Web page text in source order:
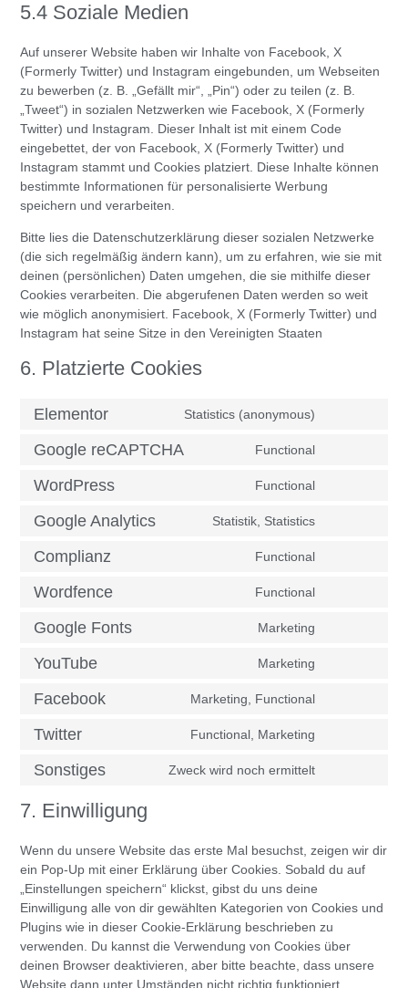
5.4 Soziale Medien
Auf unserer Website haben wir Inhalte von Facebook, X
(Formerly Twitter) und Instagram eingebunden, um Webseiten
zu bewerben (z. B. „Gefällt mir“, „Pin“) oder zu teilen (z. B.
„Tweet“) in sozialen Netzwerken wie Facebook, X (Formerly
Twitter) und Instagram. Dieser Inhalt ist mit einem Code
eingebettet, der von Facebook, X (Formerly Twitter) und
Instagram stammt und Cookies platziert. Diese Inhalte können
bestimmte Informationen für personalisierte Werbung
speichern und verarbeiten.
Bitte lies die Datenschutzerklärung dieser sozialen Netzwerke
(die sich regelmäßig ändern kann), um zu erfahren, wie sie mit
deinen (persönlichen) Daten umgehen, die sie mithilfe dieser
Cookies verarbeiten. Die abgerufenen Daten werden so weit
wie möglich anonymisiert. Facebook, X (Formerly Twitter) und
Instagram hat seine Sitze in den Vereinigten Staaten
6. Platzierte Cookies
Elementor Statistics (anonymous)
Google reCAPTCHA Functional
WordPress Functional
Google Analytics Statistik, Statistics
Complianz Functional
Wordfence Functional
Google Fonts Marketing
YouTube Marketing
Facebook Marketing, Functional
Twitter Functional, Marketing
Sonstiges Zweck wird noch ermittelt
7. Einwilligung
Wenn du unsere Website das erste Mal besuchst, zeigen wir dir
ein Pop-Up mit einer Erklärung über Cookies. Sobald du auf
„Einstellungen speichern“ klickst, gibst du uns deine
Einwilligung alle von dir gewählten Kategorien von Cookies und
Plugins wie in dieser Cookie-Erklärung beschrieben zu
verwenden. Du kannst die Verwendung von Cookies über
deinen Browser deaktivieren, aber bitte beachte, dass unsere
Website dann unter Umständen nicht richtig funktioniert.